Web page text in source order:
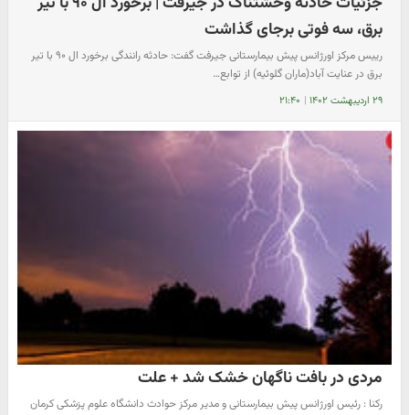
برق، سه فوتی برجای گذاشت
رییس مرکز اورژانس پیش بیمارستانی جیرفت گفت: حادثه رانندگی برخورد ال ۹۰ با تیر
برق در عنایت آباد(ماران گلوئیه) از توابع…
۲۹ اردیبهشت ۱۴۰۲ | ۲۱:۴۰
مردی در بافت ناگهان خشک شد + علت
رکنا : رئیس اورژانس پیش بیمارستانی و مدیر مرکز حوادث دانشگاه علوم پزشکی کرمان